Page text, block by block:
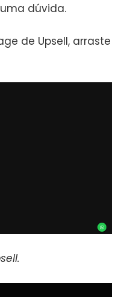
dúvida.
de Upsell, arraste